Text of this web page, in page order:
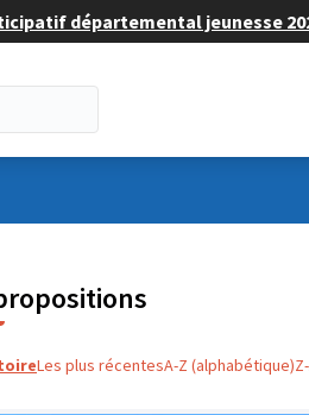
départemental jeunesse
Les plus récentesA-Z (alphabétique)